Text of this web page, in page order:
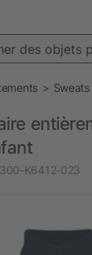
publicitaires
300-K6412-023